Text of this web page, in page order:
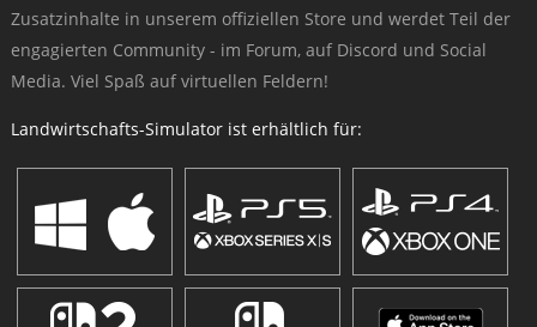
Zusatzinhalte in unserem offiziellen Store und werdet Teil der
engagierten Community - im Forum, auf Discord und Social
Media. Viel Spaß auf virtuellen Feldern!
Landwirtschafts-Simulator ist erhältlich für: